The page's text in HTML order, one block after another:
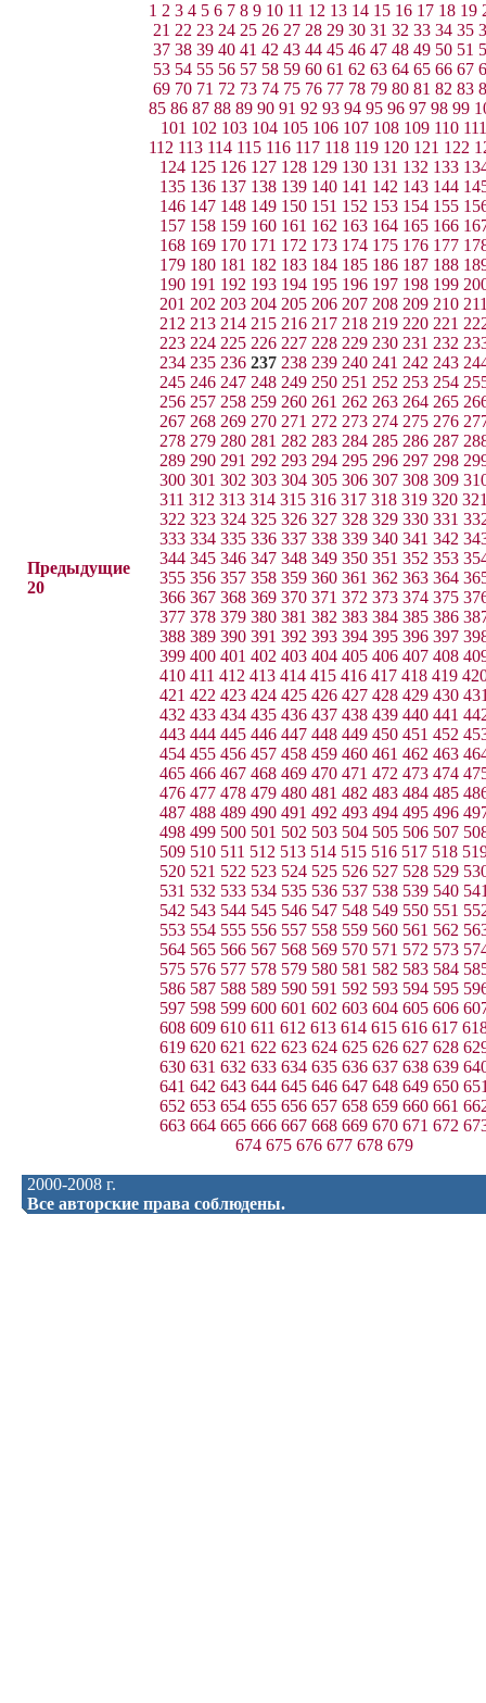
Предыдущие
20
1 2 3 4 5 6 7 8 9 10 11 12 13 14 15 16 17 18 19
21 22 23 24 25 26 27 28 29 30 31 32 33 34 35
37 38 39 40 41 42 43 44 45 46 47 48 49 50 51
53 54 55 56 57 58 59 60 61 62 63 64 65 66 67
69 70 71 72 73 74 75 76 77 78 79 80 81 82 83
85 86 87 88 89 90 91 92 93 94 95 96 97 98 99
101 102 103 104 105 106 107 108 109 110 111
112 113 114 115 116 117 118 119 120 121 122
124 125 126 127 128 129 130 131 132 133
135 136 137 138 139 140 141 142 143 144
146 147 148 149 150 151 152 153 154 155
157 158 159 160 161 162 163 164 165 166
168 169 170 171 172 173 174 175 176 177
179 180 181 182 183 184 185 186 187 188
190 191 192 193 194 195 196 197 198 199
201 202 203 204 205 206 207 208 209 210
212 213 214 215 216 217 218 219 220 221
223 224 225 226 227 228 229 230 231 232
234 235 236 237 238 239 240 241 242 243
245 246 247 248 249 250 251 252 253 254
256 257 258 259 260 261 262 263 264 265
267 268 269 270 271 272 273 274 275 276
278 279 280 281 282 283 284 285 286 287
289 290 291 292 293 294 295 296 297 298
300 301 302 303 304 305 306 307 308 309
311 312 313 314 315 316 317 318 319 320
322 323 324 325 326 327 328 329 330 331
333 334 335 336 337 338 339 340 341 342
344 345 346 347 348 349 350 351 352 353
355 356 357 358 359 360 361 362 363 364
366 367 368 369 370 371 372 373 374 375
377 378 379 380 381 382 383 384 385 386
388 389 390 391 392 393 394 395 396 397
399 400 401 402 403 404 405 406 407 408
410 411 412 413 414 415 416 417 418 419
421 422 423 424 425 426 427 428 429 430
432 433 434 435 436 437 438 439 440 441
443 444 445 446 447 448 449 450 451 452
454 455 456 457 458 459 460 461 462 463
465 466 467 468 469 470 471 472 473 474
476 477 478 479 480 481 482 483 484 485
487 488 489 490 491 492 493 494 495 496
498 499 500 501 502 503 504 505 506 507
509 510 511 512 513 514 515 516 517 518
520 521 522 523 524 525 526 527 528 529
531 532 533 534 535 536 537 538 539 540
542 543 544 545 546 547 548 549 550 551
553 554 555 556 557 558 559 560 561 562
564 565 566 567 568 569 570 571 572 573
575 576 577 578 579 580 581 582 583 584
586 587 588 589 590 591 592 593 594 595
597 598 599 600 601 602 603 604 605 606
608 609 610 611 612 613 614 615 616 617
619 620 621 622 623 624 625 626 627 628
630 631 632 633 634 635 636 637 638 639
641 642 643 644 645 646 647 648 649 650
652 653 654 655 656 657 658 659 660 661
663 664 665 666 667 668 669 670 671 672
674 675 676 677 678 679
2000-2008 г.
Все авторские права соблюдены.